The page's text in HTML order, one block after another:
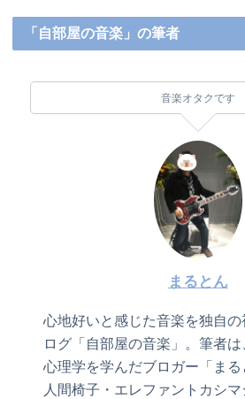
「自部屋の音楽」の筆者
音楽オタクです
まるとん
心地好いと感じた音楽を独自
ログ「自部屋の音楽」。筆者
心理学を学んだブロガー「まる
人間椅子・エレファントカシ